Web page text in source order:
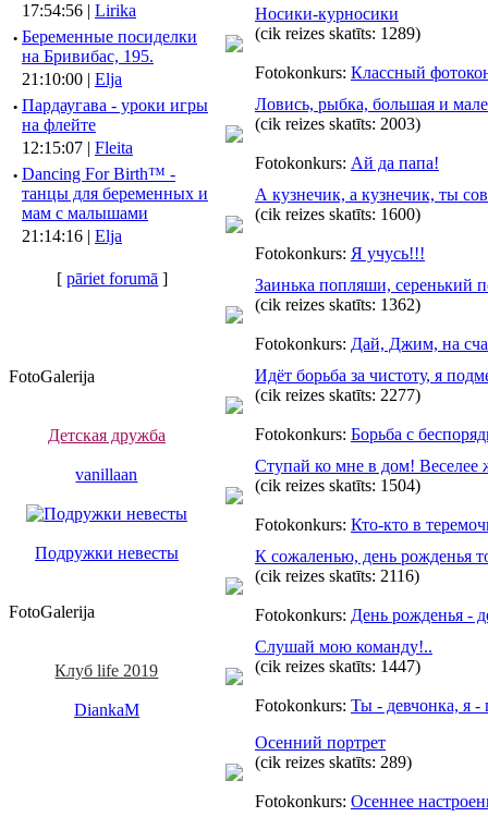
17:54:56 | Lirika
· Беременные посиделки
на Бривибас, 195.
21:10:00 | Elja
· Пардаугава - уроки игры
на флейте
12:15:07 | Fleita
· Dancing For Birth™ -
танцы для беременных и
мам с малышами
21:14:16 | Elja
[pāriet forumā ]
FotoGalerija
Детская дружба
vanillaan
Подружки невесты
FotoGalerija
Клуб life 2019
DiankaM
Носики-курносики
(cik reizes skatīts: 1289)
Fotokonkurs: Классный
Ловись, рыбка, большая и
(cik reizes skatīts: 2003)
Fotokonkurs: Ай да папа!
А кузнечик, а кузнечик, ты
(cik reizes skatīts: 1600)
Fotokonkurs: Я учусь!!!
Заинька попляши, серенький
(cik reizes skatīts: 1362)
Fotokonkurs: Дай, Джим, на
Идёт борьба за чистоту, я
(cik reizes skatīts: 2277)
Fotokonkurs: Борьба с
Ступай ко мне в дом! Веселее
(cik reizes skatīts: 1504)
Fotokonkurs: Кто-кто в
К сожаленью, день рожденья
(cik reizes skatīts: 2116)
Fotokonkurs: День рожденья -
Слушай мою команду!..
(cik reizes skatīts: 1447)
Fotokonkurs: Ты - девчонка, я -
Осенний портрет
(cik reizes skatīts: 289)
Fotokonkurs: Осеннее